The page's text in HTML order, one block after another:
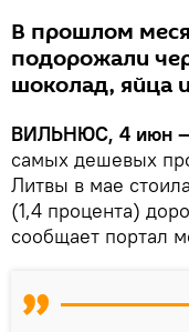
В прошлом
подорожали
шоколад, яйца
ВИЛЬНЮС, 4 июн
самых дешевых
Литвы в мае
(1,4 процента)
сообщает портал